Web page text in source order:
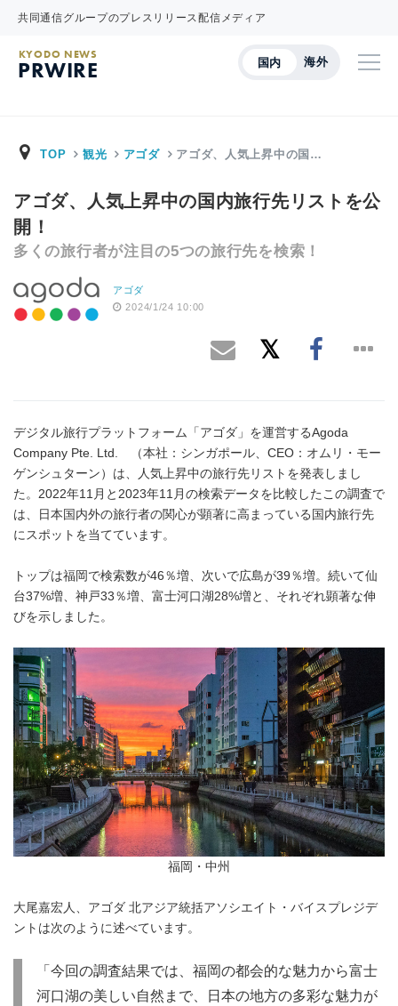
共同通信グループのプレスリリース配信メディア
国内 海外
KYODO NEWS
PRWIRE
TOP 観光 アゴダ アゴダ、人気上昇中の国…
アゴダ、人気上昇中の国内旅行先リストを公
開！
多くの旅行者が注目の5つの旅行先を検索！
アゴダ
2024/1/24 10:00
デジタル旅行プラットフォーム「アゴダ」を運営するAgoda
Company Pte. Ltd. （本社：シンガポール、CEO：オムリ・モー
ゲンシュターン）は、人気上昇中の旅行先リストを発表しまし
た。2022年11月と2023年11月の検索データを比較したこの調査で
は、日本国内外の旅行者の関心が顕著に高まっている国内旅行先
にスポットを当てています。
トップは福岡で検索数が46％増、次いで広島が39％増。続いて仙
台37%増、神戸33％増、富士河口湖28%増と、それぞれ顕著な伸
びを示しました。
福岡・中州
大尾嘉宏人、アゴダ 北アジア統括アソシエイト・バイスプレジデ
ントは次のように述べています。
「今回の調査結果では、福岡の都会的な魅力から富士
河口湖の美しい自然まで、日本の地方の多彩な魅力が